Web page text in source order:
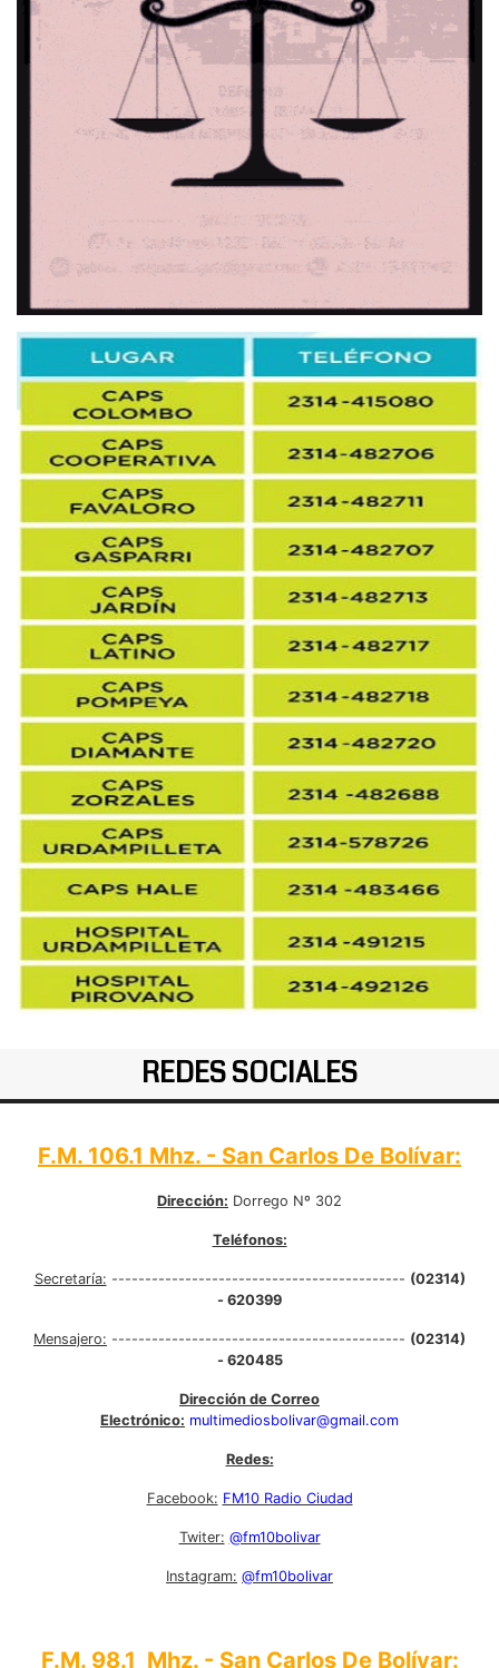
REDES SOCIALES
F.M. 106.1 Mhz. - San Carlos De Bolívar:
Dirección: Dorrego Nº 302
Teléfonos:
Secretaría: -------------------------------------------- (02314)
- 620399
Mensajero: -------------------------------------------- (02314)
- 620485
Dirección de Correo
Electrónico: multimediosbolivar@gmail.com
Redes:
Facebook: FM10 Radio Ciudad
Twiter: @fm10bolivar
Instagram: @fm10bolivar
F.M. 98.1 Mhz. - San Carlos De Bolívar: